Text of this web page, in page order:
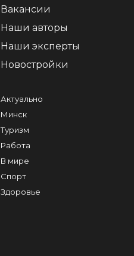
Вакансии
Наши авторы
Наши эксперты
Новостройки
Актуально
Минск
Туризм
Работа
В мире
Спорт
Здоровье